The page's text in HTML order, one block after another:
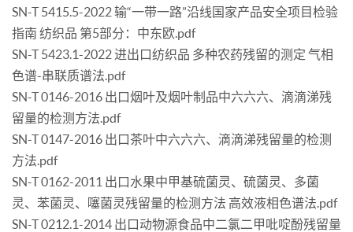
SN-T 5415.5-2022 输“一带一路”沿线国家产品安全项目检验
指南 纺织品 第5部分：中东欧.pdf
SN-T 5423.1-2022 进出口纺织品 多种农药残留的测定 气相
色谱-串联质谱法.pdf
SN-T 0146-2016 出口烟叶及烟叶制品中六六六、滴滴涕残
留量的检测方法.pdf
SN-T 0147-2016 出口茶叶中六六六、滴滴涕残留量的检测
方法.pdf
SN-T 0162-2011 出口水果中甲基硫菌灵、硫菌灵、多菌
灵、苯菌灵、噻菌灵残留量的检测方法 高效液相色谱法.pdf
SN-T 0212.1-2014 出口动物源食品中二氯二甲吡啶酚残留量